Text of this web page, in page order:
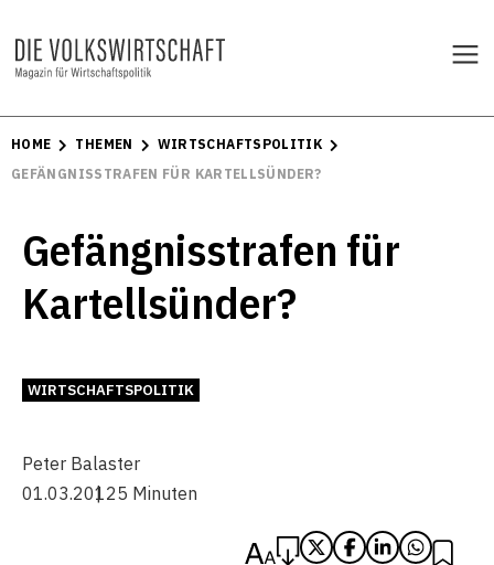
HOME THEMEN
WIRTSCHAFTSPOLITIK
GEFÄNGNISSTRAFEN FÜR KARTELLSÜNDER?
Gefängnisstrafen für
Kartellsünder?
WIRTSCHAFTSPOLITIK
Peter Balaster
01.03.20125 Minuten